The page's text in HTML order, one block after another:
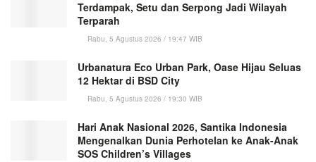
Terdampak, Setu dan Serpong Jadi Wilayah
Terparah
Rabu, 5 Agustus 2026 / 19:47 WIB
Urbanatura Eco Urban Park, Oase Hijau Seluas
12 Hektar di BSD City
Rabu, 5 Agustus 2026 / 19:30 WIB
Hari Anak Nasional 2026, Santika Indonesia
Mengenalkan Dunia Perhotelan ke Anak-Anak
SOS Children’s Villages